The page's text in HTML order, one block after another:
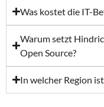
Was kostet die IT-
Warum setzt
Open Source?
In welcher Region